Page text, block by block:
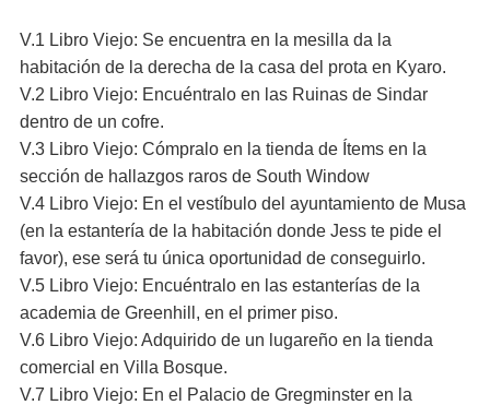
V.1 Libro Viejo: Se encuentra en la mesilla da la
habitación de la derecha de la casa del prota en Kyaro.
V.2 Libro Viejo: Encuéntralo en las Ruinas de Sindar
dentro de un cofre.
V.3 Libro Viejo: Cómpralo en la tienda de Ítems en la
sección de hallazgos raros de South Window
V.4 Libro Viejo: En el vestíbulo del ayuntamiento de Musa
(en la estantería de la habitación donde Jess te pide el
favor), ese será tu única oportunidad de conseguirlo.
V.5 Libro Viejo: Encuéntralo en las estanterías de la
academia de Greenhill, en el primer piso.
V.6 Libro Viejo: Adquirido de un lugareño en la tienda
comercial en Villa Bosque.
V.7 Libro Viejo: En el Palacio de Gregminster en la